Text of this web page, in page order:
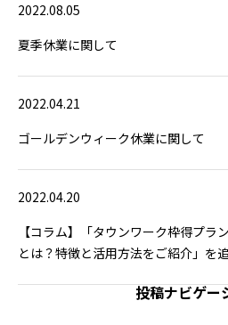
2022.08.05
夏季休業に関して
2022.04.21
ゴールデンウィーク休業に関して
2022.04.20
【コラム】「タウンワーク枠得プラ
とは？特徴と活用方法をご紹介」を
投稿ナビゲー